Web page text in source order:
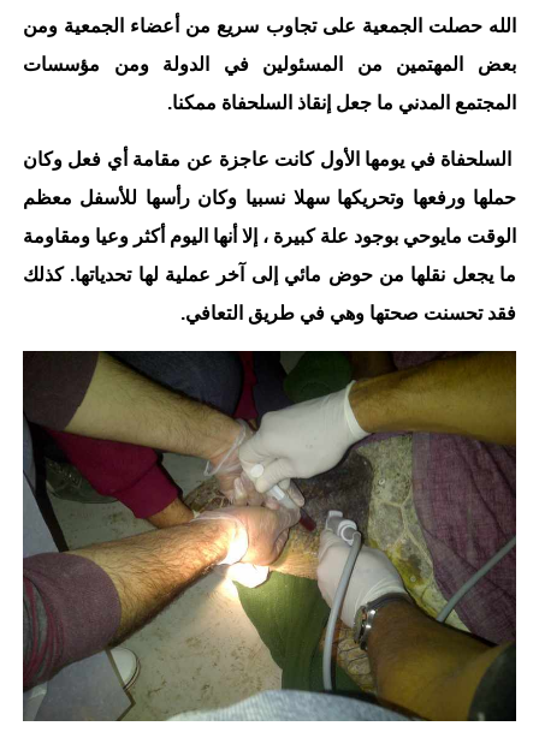
الله حصلت الجمعية على تجاوب سريع من أعضاء الجمعية ومن
بعض المهتمين من المسئولين في الدولة ومن مؤسسات
المجتمع المدني ما جعل إنقاذ السلحفاة ممكنا.
السلحفاة في يومها الأول كانت عاجزة عن مقامة أي فعل وكان
حملها ورفعها وتحريكها سهلا نسبيا وكان رأسها للأسفل معظم
الوقت مايوحي بوجود علة كبيرة ، إلا أنها اليوم أكثر وعيا ومقاومة
ما يجعل نقلها من حوض مائي إلى آخر عملية لها تحدياتها. كذلك
فقد تحسنت صحتها وهي في طريق التعافي.